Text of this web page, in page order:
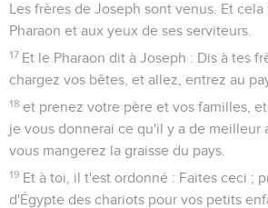
Les frères de Joseph sont venus. Et
Pharaon et aux yeux de ses serviteurs.
17 Et le Pharaon dit à Joseph : Dis à tes
chargez vos bêtes, et allez, entrez au
18 et prenez votre père et vos familles,
je vous donnerai ce qu'il y a de meilleur
vous mangerez la graisse du pays.
19 Et à toi, il t'est ordonné : Faites ceci ;
d'Égypte des chariots pour vos petits